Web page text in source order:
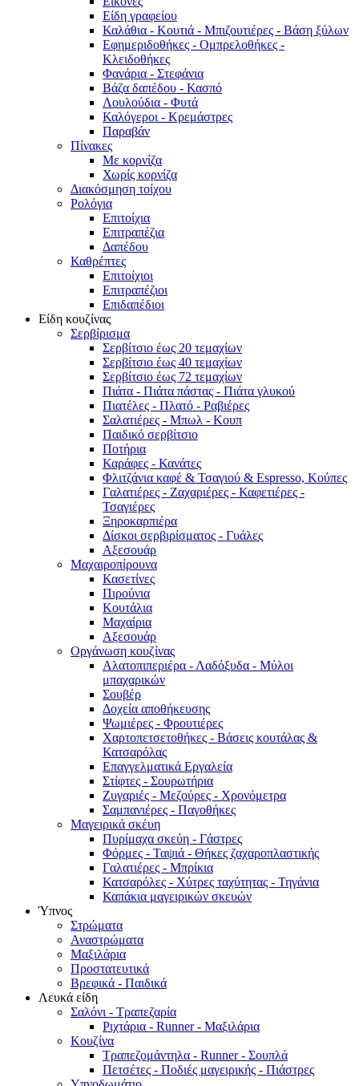
Είδη γραφείου
Καλάθια - Κουτιά - Μπιζουτιέρες - Βάση ξύλων
Εφημεριδοθήκες - Ομπρελοθήκες -
Κλειδοθήκες
Φανάρια - Στεφάνια
Βάζα δαπέδου - Κασπό
Λουλούδια - Φυτά
Καλόγεροι - Κρεμάστρες
Παραβάν
Πίνακες
Με κορνίζα
Χωρίς κορνίζα
Διακόσμηση τοίχου
Ρολόγια
Επιτοίχια
Επιτραπέζια
Δαπέδου
Καθρέπτες
Επιτοίχιοι
Επιτραπέζιοι
Επιδαπέδιοι
Είδη κουζίνας
Σερβίρισμα
Σερβίτσιο έως 20 τεμαχίων
Σερβίτσιο έως 40 τεμαχίων
Σερβίτσιο έως 72 τεμαχίων
Πιάτα - Πιάτα πάστας - Πιάτα γλυκού
Πιατέλες - Πλατό - Ραβιέρες
Σαλατιέρες - Μπωλ - Κουπ
Παιδικό σερβίτσιο
Ποτήρια
Καράφες - Κανάτες
Φλιτζάνια καφέ & Τσαγιού & Espresso, Κούπες
Γαλατιέρες - Ζαχαριέρες - Καφετιέρες -
Τσαγιέρες
Ξηροκαρπιέρα
Δίσκοι σερβιρίσματος - Γυάλες
Αξεσουάρ
Μαχαιροπίρουνα
Κασετίνες
Πιρούνια
Κουτάλια
Μαχαίρια
Αξεσουάρ
Οργάνωση κουζίνας
Αλατοπιπεριέρα - Λαδόξυδα - Μύλοι
μπαχαρικών
Σουβέρ
Δοχεία αποθήκευσης
Ψωμιέρες - Φρουτιέρες
Χαρτοπετσετοθήκες - Βάσεις κουτάλας &
Κατσαρόλας
Επαγγελματικά Εργαλεία
Στίφτες - Σουρωτήρια
Ζυγαριές - Μεζούρες - Χρονόμετρα
Σαμπανιέρες - Παγοθήκες
Μαγειρικά σκέυη
Πυρίμαχα σκεύη - Γάστρες
Φόρμες - Ταψιά - Θήκες ζαχαροπλαστικής
Γαλατιέρες - Μπρίκια
Κατσαρόλες - Χύτρες ταχύτητας - Τηγάνια
Καπάκια μαγειρικών σκευών
Ύπνος
Στρώματα
Αναστρώματα
Μαξιλάρια
Προστατευτικά
Βρεφικά - Παιδικά
Λευκά είδη
Σαλόνι - Τραπεζαρία
Ριχτάρια - Runner - Μαξιλάρια
Κουζίνα
Τραπεζομάντηλα - Runner - Σουπλά
Πετσέτες - Ποδιές μαγειρικής - Πιάστρες